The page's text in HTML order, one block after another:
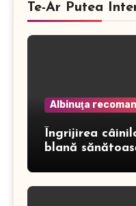
Te-Ar Putea
Albinuţa
Îngrijirea
blană